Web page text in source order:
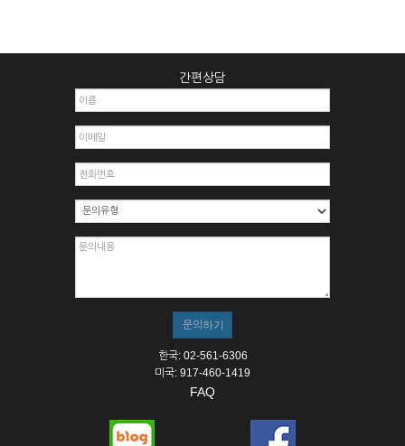
간편상담
한국: 02-561-6306
미국: 917-460-1419
FAQ